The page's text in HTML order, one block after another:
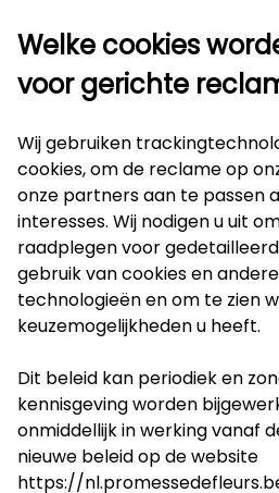
Welke cookies
voor gerichte
Wij gebruiken
cookies, om de reclame op
onze partners aan te passen
interesses. Wij nodigen u uit
raadplegen voor
gebruik van cookies en
technologieën en om te zien
keuzemogelijkheden u heeft.
Dit beleid kan periodiek en
kennisgeving worden
onmiddellijk in werking vanaf
nieuwe beleid op de website
https://